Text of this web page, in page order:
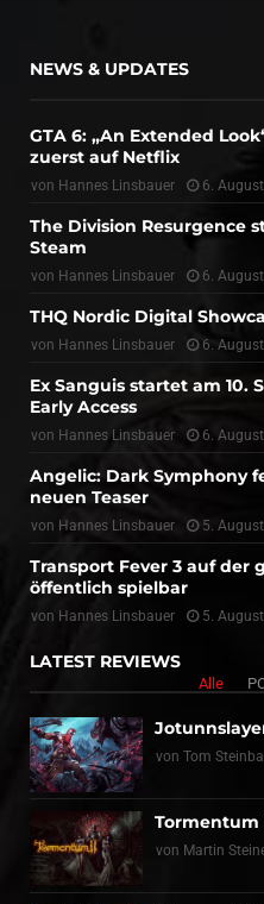
NEWS & UPDATES
GTA 6: „An Extended
zuerst auf Netflix
von Hannes Linsbauer 6.
The Division Resurgence
Steam
von Hannes Linsbauer 6.
THQ Nordic Digital
von Hannes Linsbauer 6.
Ex Sanguis startet am 10.
Early Access
von Hannes Linsbauer 6.
Angelic: Dark Symphony
neuen Teaser
von Hannes Linsbauer 5.
Transport Fever 3 auf der
öffentlich spielbar
von Hannes Linsbauer 5.
LATEST REVIEWS
Alle
von Tom
Tormentum
von Martin